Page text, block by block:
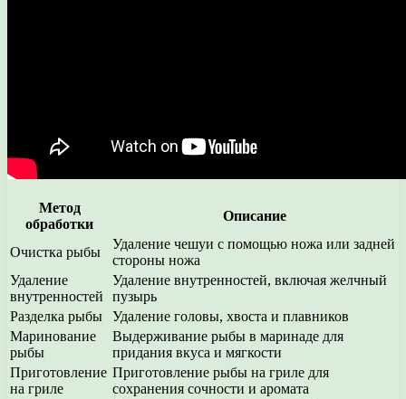
Метод
обработки
Описание
Очистка рыбы
Удаление чешуи с помощью ножа или задней
стороны ножа
Удаление
внутренностей
Удаление внутренностей, включая желчный
пузырь
Разделка рыбы
Удаление головы, хвоста и плавников
Маринование
рыбы
Выдерживание рыбы в маринаде для
придания вкуса и мягкости
Приготовление
на гриле
Приготовление рыбы на гриле для
сохранения сочности и аромата